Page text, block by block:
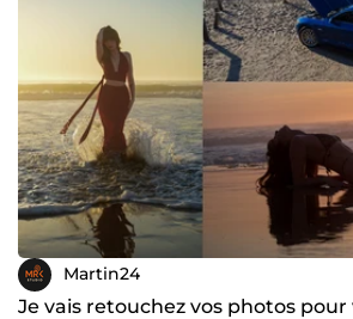
Martin24
Je vais retouchez vos photos pour